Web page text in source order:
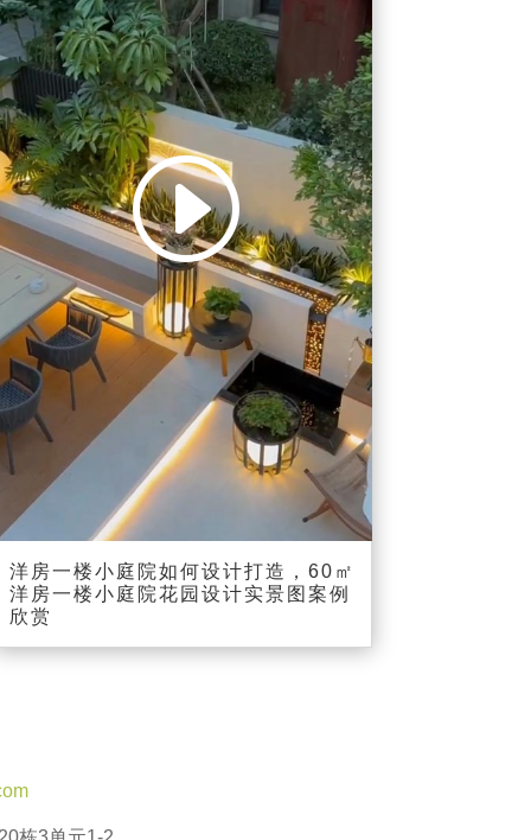
洋房一楼小庭院如何设计打造，60㎡
洋房一楼小庭院花园设计实景图案例
欣赏